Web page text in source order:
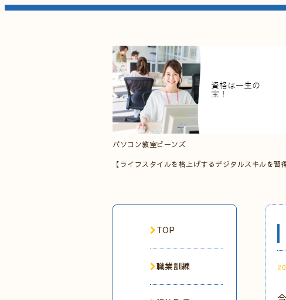
パソコン教室ビーンズ
【ライフスタイルを格上げするデジタルスキルを習
TOP
職業訓練